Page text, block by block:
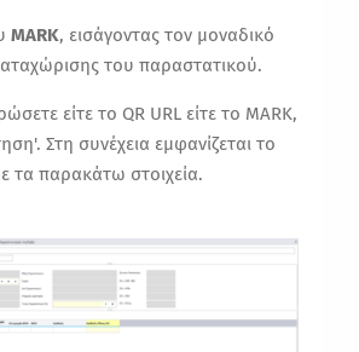
MARK, εισάγοντας τον μοναδικό
του παραστατικού.
είτε το QR URLείτε το MARK,
. Στη συνέχεια εμφανίζεται το
τα παρακάτω στοιχεία.